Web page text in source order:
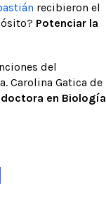
recibieron el
Potenciar la
del
Carolina Gatica de
en Biología